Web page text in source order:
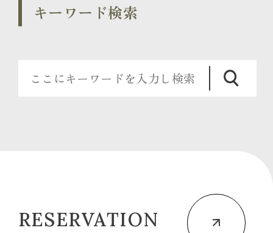
キーワード検索
RESERVATION